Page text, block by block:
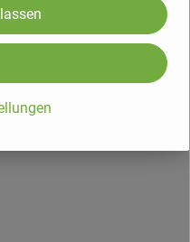
sind. Seit 2005 ist der
Produkte, die der
Dazu tragen eine
Mischanlangen sowie